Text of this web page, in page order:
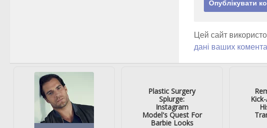
Цей сайт
дані ваших